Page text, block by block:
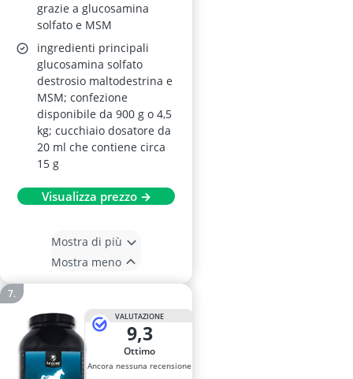
grazie a glucosamina
solfato e MSM
ingredienti principali
glucosamina solfato
destrosio maltodestrina e
MSM; confezione
disponibile da 900 g o 4,5
kg; cucchiaio dosatore da
20 ml che contiene circa
15 g
Visualizza prezzo →
Mostra di più
Mostra meno
VALUTAZIONE
9,3
Ottimo
Ancora nessuna recensione